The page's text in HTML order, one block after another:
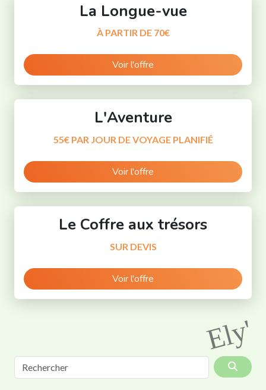
La Longue-vue
À PARTIR DE 70€
Voir l'offre
L'Aventure
55€ PAR JOUR DE VOYAGE PLANIFIÉ
Voir l'offre
Le Coffre aux trésors
SUR DEVIS
Voir l'offre
Ely'
Rechercher